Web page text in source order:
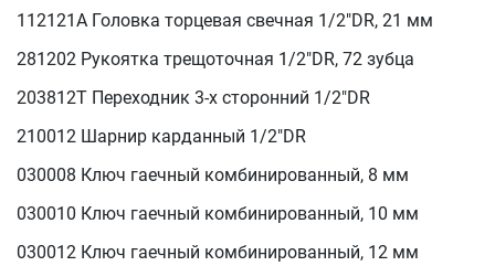
112121A Головка торцевая свечная 1/2"DR, 21 мм
281202 Рукоятка трещоточная 1/2"DR, 72 зубца
203812T Переходник 3-х сторонний 1/2"DR
210012 Шарнир карданный 1/2"DR
030008 Ключ гаечный комбинированный, 8 мм
030010 Ключ гаечный комбинированный, 10 мм
030012 Ключ гаечный комбинированный, 12 мм